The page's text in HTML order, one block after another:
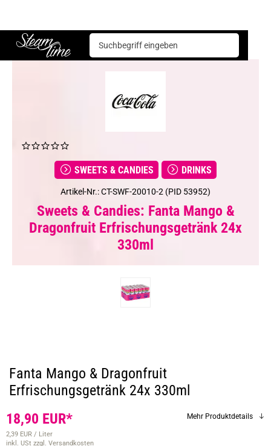
Steam time
Sweets & Candies Drinks
SWEETS & CANDIES DRINKS
Artikel-Nr.: CT-SWF-20010-2 (PID 53952)
Sweets & Candies: Fanta Mango &
Dragonfruit Erfrischungsgetränk 24x
330ml
Fanta Mango & Dragonfruit
Erfrischungsgetränk 24x 330ml
18,90 EUR*
2,39 EUR / Liter
inkl. USt zzgl. Versandkosten
Mehr Produktdetails